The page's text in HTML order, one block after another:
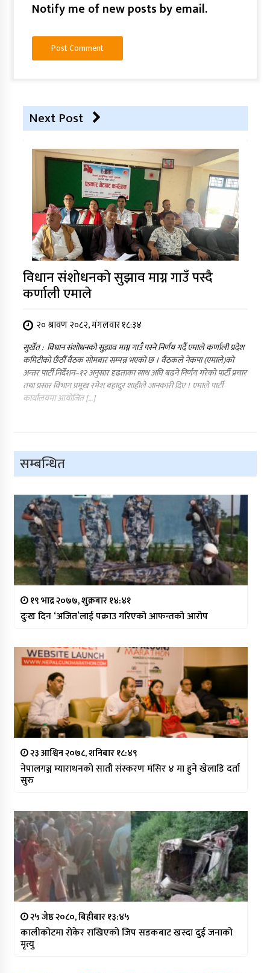
Notify me of new posts by email.
Next Post
विधान संशोधनको सुझाव माग्न गाउँ पस्दै
कर्णाली एमाले
२० श्रावण २०८२, मंगलवार १८:३४
सुर्खेत : विधान संशोधनको सुझाव माग्न गाउँ पस्ने निर्णय गर्दै एमाले कर्णाली प्रदेश
कमिटीको छैठौँ वैठक सोमबार सम्पन्न भएको छ । वैठकले नेकपा (एमाले)को
अन्तर पार्टी निर्देशन–१२ अनुसार दृढताका साथ अघि बढने निर्णय गरेको पार्टी प्रचार
तथा प्रसार विभाग प्रमूख रमेश बहादुर शाहीले जानकारी दिए । एमाले पार्टी
कार्यालयमा आयोजित […]
सम्बन्धित
१९ भाद्र २०७७, शुक्रबार १४:४१
दुःख दिन ‘अजित’लाई पक्राउ गरिएको आफन्तको आरोप
२३ आश्विन २०७८, शनिबार १८:४९
नेपालगञ्ज म्याराथनको सातौ संस्करण मंसिर ४ मा हुने खेलाडि दर्ता
सुरु
२५ जेष्ठ २०८०, बिहीबार १३:४५
कालीकोटमा रोकेर राखिएको जिप सडकबाट खस्दा दुई जनाको
मृत्यु